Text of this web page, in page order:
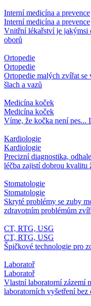
Interní medicína a prevence
Interní medicína a prevence
Vnitřní lékařství je jakýmsi
oborů
Ortopedie
Ortopedie
Ortopedie malých zvířat se
šlach a vazů
Medicína koček
Medicína koček
Víme, že kočka není pes...
Kardiologie
Kardiologie
Precizní diagnostika,
léčba zajistí dobrou kvalitu
Stomatologie
Stomatologie
Skryté problémy se zuby
zdravotním problémům
CT, RTG, USG
CT, RTG, USG
Špičkové technologie pro
Laboratoř
Laboratoř
Vlastní laboratorní zázemí
laboratorních vyšetření bez